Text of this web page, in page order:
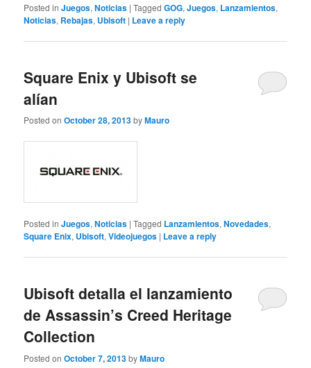
Posted in Juegos,Noticias |Tagged GOG,Juegos, Lanzamientos,
Noticias, Rebajas, Ubisoft | Leave a reply
Square Enix y Ubisoft se
alían
Posted onOctober 28, 2013byMauro
Posted in Juegos,Noticias |Tagged Lanzamientos,Novedades,
Square Enix, Ubisoft,Videojuegos | Leave a reply
Ubisoft detalla el lanzamiento
de Assassin’s Creed Heritage
Collection
Posted onOctober 7, 2013byMauro